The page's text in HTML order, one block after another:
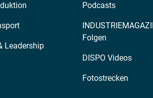
Leadership
Podcasts
Folgen
DISPO Videos
Fotostrecken